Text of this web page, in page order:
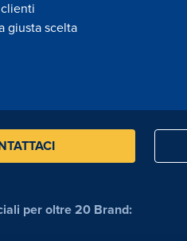
giusta scelta
per oltre 20 Brand: